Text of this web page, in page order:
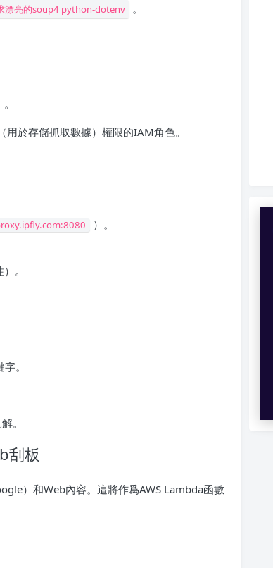
漂亮的soup4 python-dotenv 。
用於存儲抓取數據）權限的IAM角色。
）。
。
。
。
刮板
）和Web內容。這將作爲AWS Lambda函數